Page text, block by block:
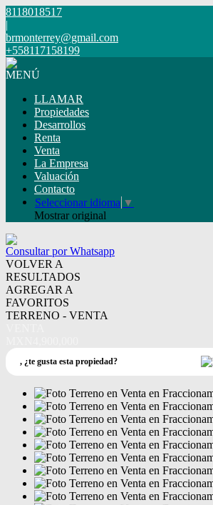
8118018517
|
brmonterrey@gmail.com
+558117158199
MENÚ
LLAMAR
Propiedades
Desarrollos
Renta
Venta
La Empresa
Valuación
Contacto
Seleccionar idioma ▼
Mostrar original
Consultar por Whatsapp
VOLVER A
RESULTADOS
AGREGAR A
FAVORITOS
TERRENO - VENTA
, ¿te gusta esta propiedad?